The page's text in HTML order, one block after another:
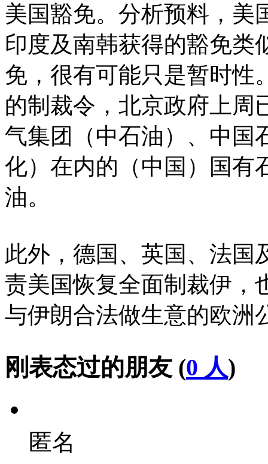
美国豁免。分析预料，美
印度及南韩获得的豁免类
免，很有可能只是暂时性
的制裁令，北京政府上周
气集团（中石油）、中国
化）在内的（中国）国有
油。
此外，德国、英国、法国
责美国恢复全面制裁伊，
与伊朗合法做生意的欧洲
刚表态过的朋友 (0 人)
匿名